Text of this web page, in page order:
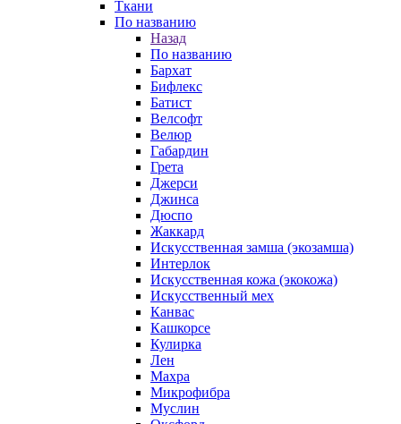
Ткани
По названию
Назад
По названию
Бархат
Бифлекс
Батист
Велсофт
Велюр
Габардин
Грета
Джерси
Джинса
Дюспо
Жаккард
Искусственная замша (экозамша)
Интерлок
Искусственная кожа (экокожа)
Искусственный мех
Канвас
Кашкорсе
Кулирка
Лен
Махра
Микрофибра
Муслин